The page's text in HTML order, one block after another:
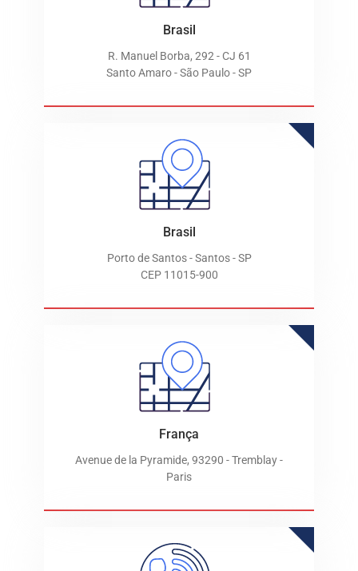
Brasil
R. Manuel Borba, 292 - CJ 61
Santo Amaro - São Paulo - SP
Brasil
Porto de Santos - Santos - SP
CEP 11015-900
França
Avenue de la Pyramide, 93290 - Tremblay -
Paris